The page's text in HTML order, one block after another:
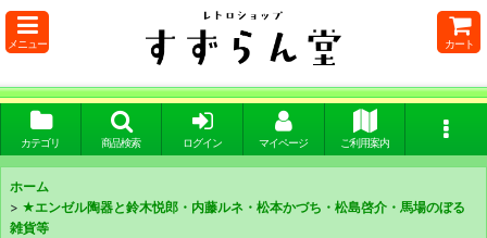
メニュー カート
カテゴリ 商品検索 ログイン マイページ ご利用案内
ホーム
> ★エンゼル陶器と鈴木悦郎・内藤ルネ・松本かづち・松島啓介・馬場のぼる
雑貨等